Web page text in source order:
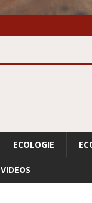
ECOLOGIE
VIDEOS